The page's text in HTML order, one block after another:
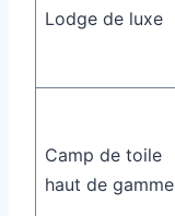
Lodge de luxe
Camp de toile
haut de gamme